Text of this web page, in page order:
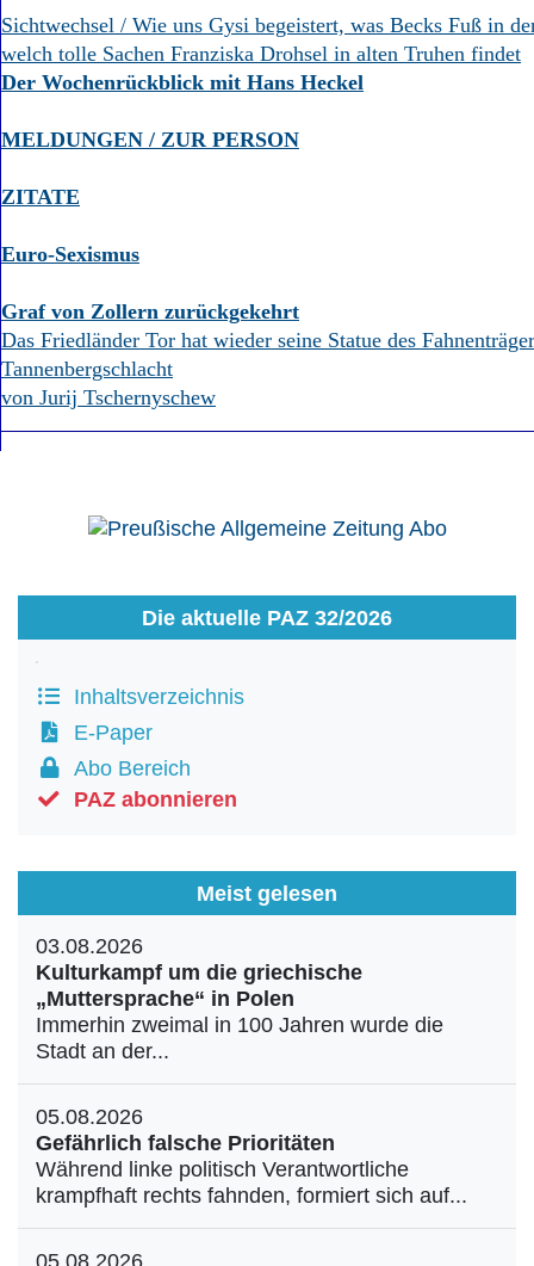
Sichtwechsel / Wie uns Gysi begeistert, was Becks Fuß in
welch tolle Sachen Franziska Drohsel in alten Truhen findet
Der Wochenrückblick mit Hans Heckel
MELDUNGEN / ZUR PERSON
ZITATE
Euro-Sexismus
Graf von Zollern zurückgekehrt
Das Friedländer Tor hat wieder seine Statue des
Tannenbergschlacht
von Jurij Tschernyschew
Die aktuelle PAZ 32/2026
Inhaltsverzeichnis
E-Paper
Abo Bereich
PAZ abonnieren
Meist gelesen
03.08.2026
Kulturkampf um die griechische
„Muttersprache“ in Polen
Immerhin zweimal in 100 Jahren wurde die
Stadt an der...
05.08.2026
Gefährlich falsche Prioritäten
Während linke politisch Verantwortliche
krampfhaft rechts fahnden, formiert sich auf...
05.08.2026